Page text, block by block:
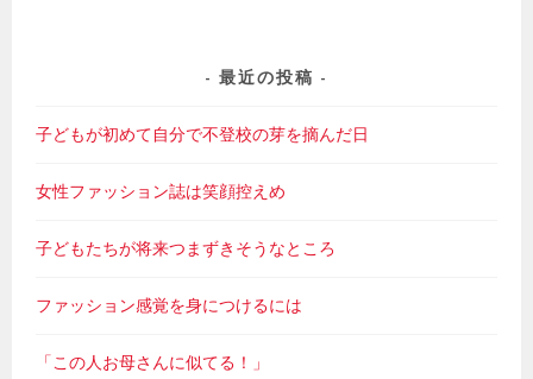
最近の投稿
子どもが初めて自分で不登校の芽を摘んだ日
女性ファッション誌は笑顔控えめ
子どもたちが将来つまずきそうなところ
ファッション感覚を身につけるには
「この人お母さんに似てる！」